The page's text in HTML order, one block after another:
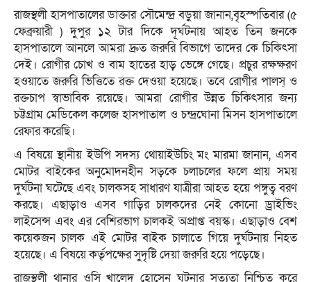
রাজস্থলী হাসপাতালের ডাক্তার সৌমেন্দ্র বড়ুয়া জানান,বৃহস্পতিবার (৫
ফেব্রুয়ারী ) দুপুর ১২ টার দিকে দূর্ঘটনায় আহত তিন জনকে
হাসপাতালে আনলে আমরা দ্রুত জরুরি বিভাগে তাদের কে চিকিৎসা
দেই। রোগীর চোখ ও বাম হাতের হাড় ভেঙ্গে গেছে। প্রচুর রক্ষক্ষরণ
হওয়াতে জরুরি ভিত্তিতে রক্ত দেওয়া হয়েছে। তবে রোগীর পালস্ ও
রক্তচাপ স্বাভাবিক রয়েছে। আমরা রোগীর উন্নত চিকিৎসার জন্য
চট্টগ্রাম মেডিকেল কলেজ হাসপাতাল ও চন্দ্রঘোনা মিসন হাসপাতালে
রেফার করেছি।
এ বিষয়ে স্থানীয় ইউপি সদস্য থোয়াইউচিং মং মারমা জানান, এসব
মোটর বাইকের অনুমোদনহীন সড়কে চলাচলের ফলে প্রায় সময়
দুর্ঘটনা ঘটেছে এবং চালকসহ সাধারণ যাত্রীরা আহত হয়ে পঙ্গুত্ব বরণ
করছে। এছাড়াও এসব গাড়ির চালকদের নেই কোনো ড্রাইভিং
লাইসেন্স এবং এর বেশিরভাগ চালকই অপ্রাপ্ত বয়স্ক। এছাড়াও বেশ
কয়েকজন চালক এই মোটর বাইক চালাতে গিয়ে দুর্ঘটনায় নিহত
হয়েছে। এ বিষয়ে কর্তৃপক্ষের সুদৃষ্টি দেয়া জরুরি হয়ে পড়েছে।
রাজস্থলী থানার ওসি খালেদ হোসেন ঘটনার সত্যতা নিশ্চিত করে